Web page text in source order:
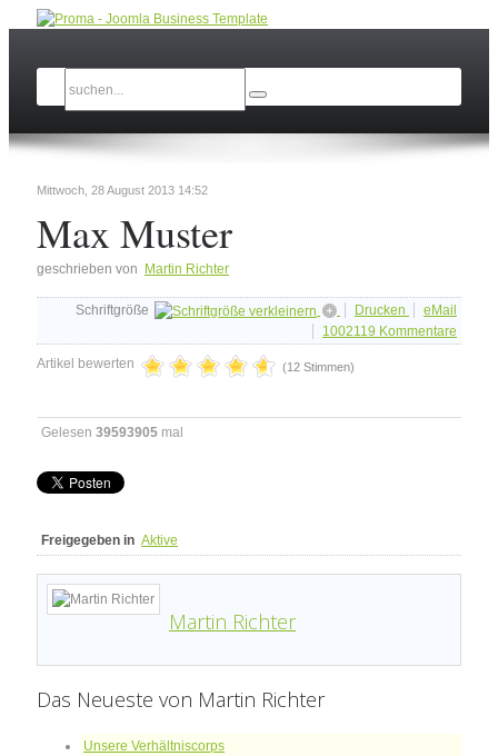
Mittwoch, 28 August 2013 14:52
Max Muster
geschrieben von Martin Richter
Schriftgröße Drucken
eMail
1002119 Kommentare
Artikel bewerten (12 Stimmen)
Gelesen 39593905 mal
Freigegeben in Aktive
Martin Richter
Das Neueste von Martin Richter
Unsere Verhältniscorps